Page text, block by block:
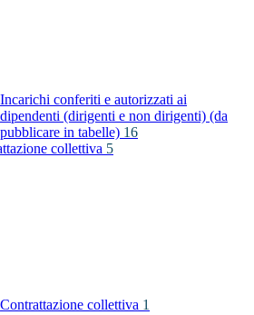
Incarichi conferiti e autorizzati ai
dipendenti (dirigenti e non dirigenti) (da
pubblicare in tabelle) 16
collettiva 5
Contrattazione collettiva 1